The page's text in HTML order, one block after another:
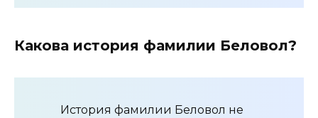
Какова история фамилии Беловол?
История фамилии Беловол не